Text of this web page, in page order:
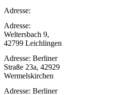
Adresse:
Adresse:
Weltersbach 9,
42799 Leichlingen
Adresse: Berliner
Straße 23a, 42929
Wermelskirchen
Adresse: Berliner